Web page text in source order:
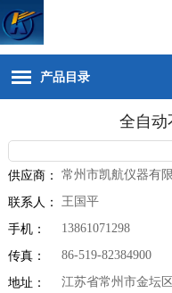
产品目录
全自动
供应商： 常州市凯航仪器有
联系人： 王国平
手机： 13861071298
传真： 86-519-82384900
地址： 江苏省常州市金坛